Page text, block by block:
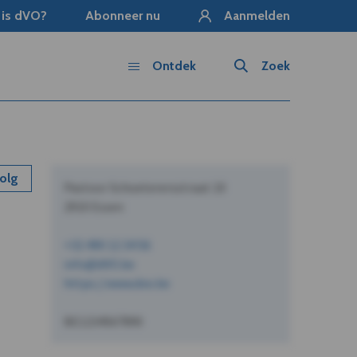
dVO? Abonneer nu Aanmelden
Zoek
Ontdek